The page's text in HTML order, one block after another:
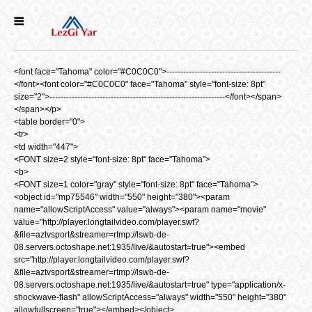
СЕЛА
ИСТОРИЯ
КУЛЬТУРА
ГОЛОС
ЛЕЗГИН
НАРОДЫ
<font face="Tahoma" color="#C0C0C0">-----------------------------------------
</font><font color="#C0C0C0" face="Tahoma" style="font-size: 8pt"
size="2">---------------------------------------------------------------</font></span>
</span></p>
<table border="0">
<tr>
<td width="447">
<FONT size=2 style="font-size: 8pt" face="Tahoma">
<b>
<FONT size=1 color="gray" style="font-size: 8pt" face="Tahoma">
<object id="mp75546" width="550" height="380"><param
name="allowScriptAccess" value="always"><param name="movie"
value="http://player.longtailvideo.com/player.swf?
&file=aztvsport&streamer=rtmp://lswb-de-
08.servers.octoshape.net:1935/live/&autostart=true"><embed
src="http://player.longtailvideo.com/player.swf?
&file=aztvsport&streamer=rtmp://lswb-de-
08.servers.octoshape.net:1935/live/&autostart=true" type="application/x-
shockwave-flash" allowScriptAccess="always" width="550" height="380"
allowfullscreen="true"></embed></object>